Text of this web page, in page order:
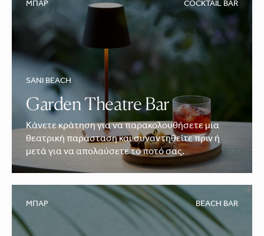
ΜΠΑΡ BEACH BAR
ΜΠΑΡ COCKTAIL BAR
SANI BEACH
Garden Theatre Bar
Κάνετε κράτηση για να παρακολουθήσετε μια
θεατρική παράσταση και συναντηθείτε πριν ή
μετά για να απολαύσετε το ποτό σας.